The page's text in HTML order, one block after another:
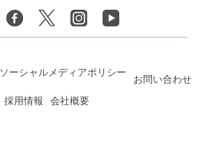
ソーシャルメディアポリシー
お問い合わせ
採用情報
会社概要